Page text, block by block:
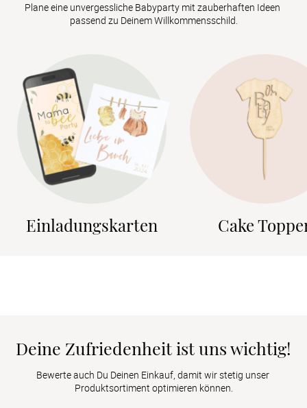
Plane eine unvergessliche Babyparty mit zauberhaften Ideen
passend zu Deinem Willkommensschild.
Einladungskarten Cake
Deine Zufriedenheit ist uns wichtig!
Bewerte auch Du Deinen Einkauf, damit wir stetig unser
Produktsortiment optimieren können.